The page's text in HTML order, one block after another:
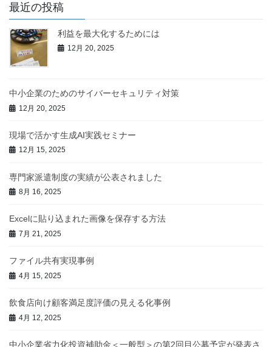
最近の投稿
利益を最大化するためには
12月 20, 2025
中小企業のためのサイバーセキュリティ対策
12月 20, 2025
現場で活かす生成AI実践セミナー
12月 15, 2025
専門家派遣制度の実績が公表されました
8月 16, 2025
Excelに貼り込まれた画像を保存する方法
7月 21, 2025
ファイル共有実現事例
4月 15, 2025
飲食店向け顧客満足度評価の見える化事例
4月 12, 2025
中小企業省力化投資補助金＜一般型＞の第2回目公募予定が発表さ